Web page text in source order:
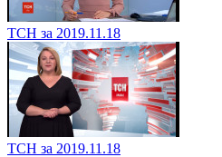
ТСН за 2019.11.18
ТСН за 2019.11.18